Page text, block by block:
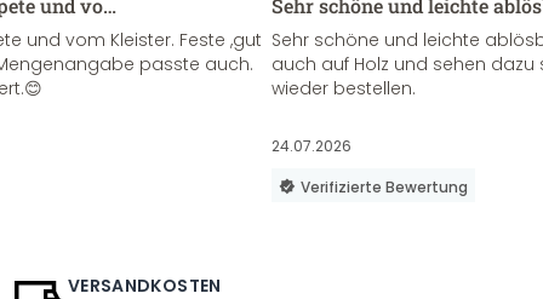
und vo…
und vom Kleister. Feste ,gut
passte auch.
Sehr schöne und leichte
Sehr schöne und leichte
auch auf Holz und sehen
wieder bestellen.
24.07.2026
Verifizierte Bewertung
VERSANDKOSTEN